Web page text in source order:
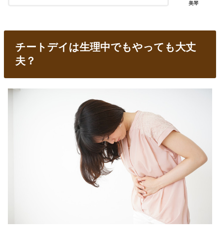
美琴
チートデイは生理中でもやっても大丈
夫？